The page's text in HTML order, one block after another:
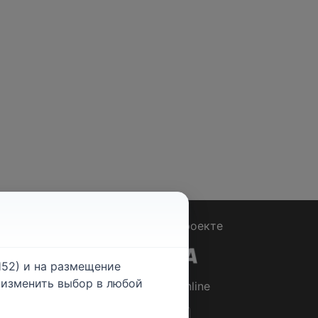
О проекте
© 2026Rabotniki.online
и на размещение
выбор в любой